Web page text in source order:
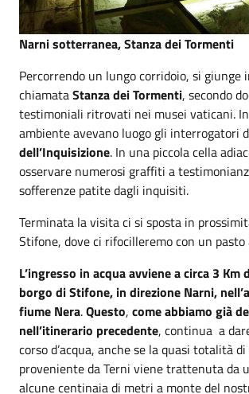
Narni sotterranea, Stanza dei Tormenti
Percorrendo un lungo corridoio, si giunge
chiamataStanza dei Tormenti, secondo
testimoniali ritrovati nei musei vaticani.
ambiente avevano luogo gli interrogatori
dell’Inquisizione. In una piccola cella
osservare numerosi graffiti a
sofferenze patite dagli inquisiti.
Terminata la visita ci si sposta in
Stifone, dove ci rifocilleremo con un pasto
L’ingresso in acqua avviene a circa 3 Km
borgo di Stifone, in direzione Narni,
fiume Nera.Questo, come abbiamo già
nell’itinerario precedente, continua a
corso d’acqua, anche se la quasi totalità
proveniente da Terni viene trattenuta da
alcune centinaia di metri a monte del